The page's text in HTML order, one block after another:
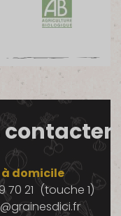
contacter
domicile
70 21 (touche 1)